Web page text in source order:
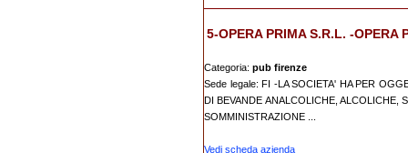
5-OPERA PRIMA S.R.L. -OPERA
Categoria: pub firenze
Sede legale: FI -LA SOCIETA' HA PER
DI BEVANDE ANALCOLICHE, ALCOLICHE,
SOMMINISTRAZIONE ...
Vedi scheda azienda